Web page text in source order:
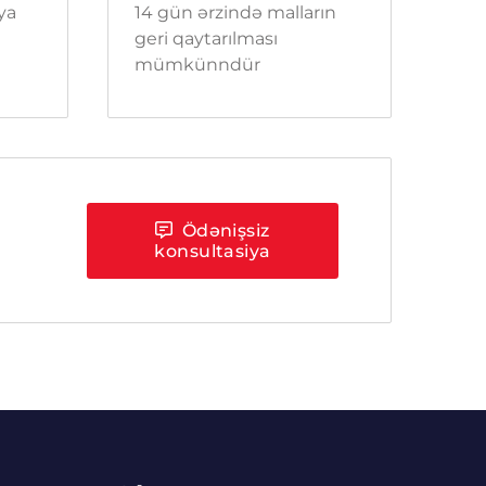
14 gün ərzində malların
geri qaytarılması
mümkünndür
Ödənişsiz
konsultasiya